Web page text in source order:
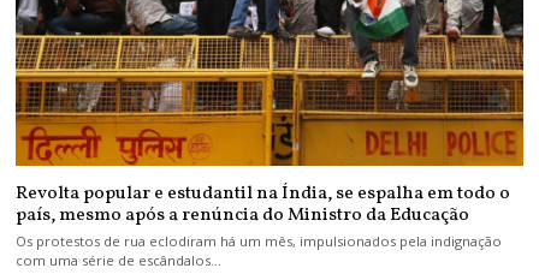
Revolta popular e estudantil na Índia, se espalha em todo o
país, mesmo após a renúncia do Ministro da Educação
Os protestos de rua eclodiram há um mês, impulsionados pela indignação
com uma série de escândalos…